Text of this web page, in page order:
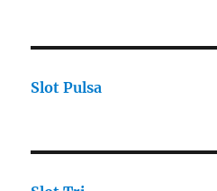
Slot Pulsa